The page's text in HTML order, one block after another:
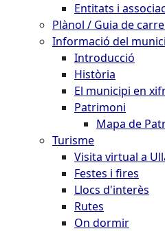
Entitats i
Plànol / Guia de
Informació del
Introducció
Història
El municipi en
Patrimoni
Mapa de
Turisme
Visita virtual a
Festes i fires
Llocs d'interès
Rutes
On dormir